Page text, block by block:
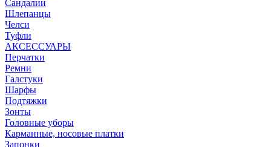
Сандалии
Шлепанцы
Челси
Туфли
АКСЕССУАРЫ
Перчатки
Ремни
Галстуки
Шарфы
Подтяжки
Зонты
Головные уборы
Карманные, носовые платки
Запонки